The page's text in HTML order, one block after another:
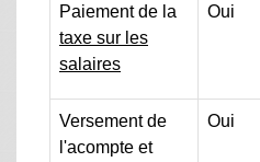
Paiement de la
taxe sur les
salaires
Oui
Versement de
l'acompte et
Oui